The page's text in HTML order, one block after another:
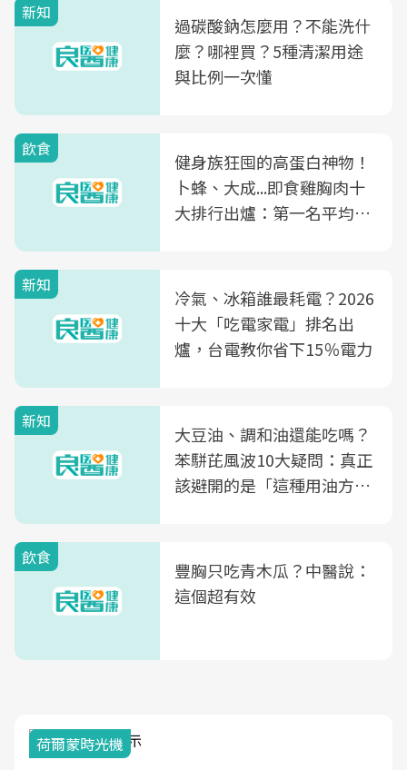
新知
過碳酸鈉怎麼用？不能洗什
麼？哪裡買？5種清潔用途
與比例一次懂
飲食
健身族狂囤的高蛋白神物！
卜蜂、大成...即食雞胸肉十
大排行出爐：第一名平均一
新知
冷氣、冰箱誰最耗電？2026
十大「吃電家電」排名出
爐，台電教你省下15％電力
新知
大豆油、調和油還能吃嗎？
苯駢芘風波10大疑問：真正
該避開的是「這種用油方
飲食
豐胸只吃青木瓜？中醫說：
這個超有效
荷爾蒙時光機